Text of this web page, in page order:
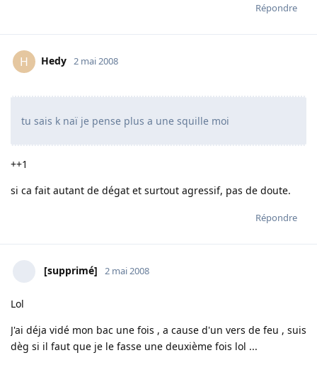
Répondre
H Hedy 2 mai 2008
tu sais k naï je pense plus a une squille moi
++1
si ca fait autant de dégat et surtout agressif, pas de doute.
Répondre
[supprimé] 2 mai 2008
Lol
J'ai déja vidé mon bac une fois , a cause d'un vers de feu , suis
dèg si il faut que je le fasse une deuxième fois lol ...